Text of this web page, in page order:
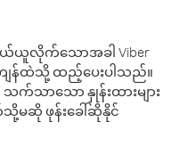
ယူလိုက်သောအခါ Viber
န်ထဲသို့ ထည့်ပေးပါသည်။
သာသော နှုန်းထားများ
သို့မဆို ဖုန်းခေါ်ဆိုနိုင်